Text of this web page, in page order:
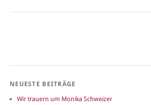
NEUESTE BEITRÄGE
Wir trauern um Monika Schweizer